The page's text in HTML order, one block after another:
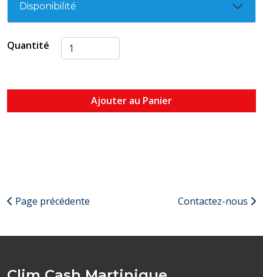
Disponibilité
Quantité
Ajouter au Panier
Page précédente Contactez-nous